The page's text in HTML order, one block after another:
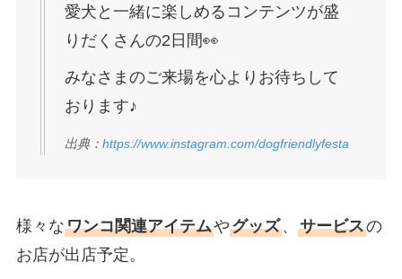
愛犬と一緒に楽しめるコンテンツが盛
りだくさんの2日間👀
みなさまのご来場を心よりお待ちして
おります♪
出典： https://www.instagram.com/dogfriendlyfesta
様々なワンコ関連アイテムやグッズ、 サービスの
お店が出店予定。